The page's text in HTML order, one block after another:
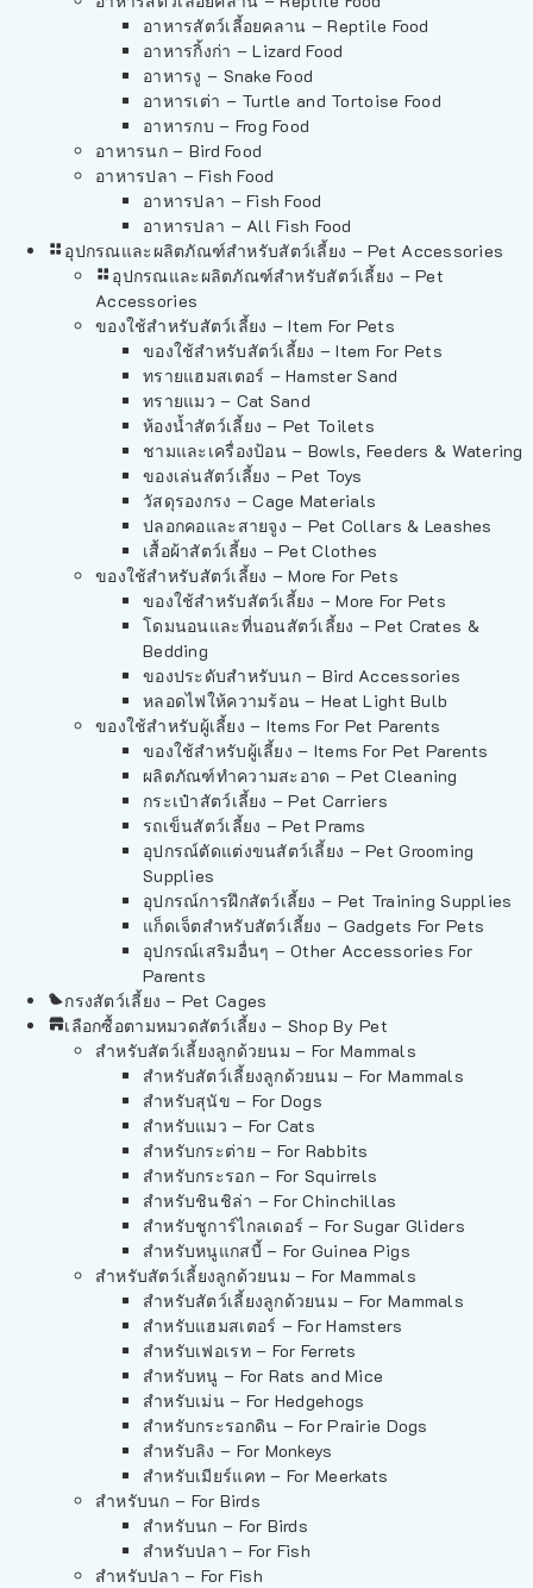
อาหารสัตว์เลี้อยคลาน – Reptile Food
อาหารกิ้งก่า – Lizard Food
อาหารงู – Snake Food
อาหารเต่า – Turtle and Tortoise Food
อาหารกบ – Frog Food
อาหารนก – Bird Food
อาหารปลา – Fish Food
อาหารปลา – Fish Food
อาหารปลา – All Fish Food
อุปกรณและผลิตภัณฑ์สำหรับสัตว์เลี้ยง – Pet Accessories
อุปกรณและผลิตภัณฑ์สำหรับสัตว์เลี้ยง – Pet
Accessories
ของใช้สำหรับสัตว์เลี้ยง – Item For Pets
ของใช้สำหรับสัตว์เลี้ยง – Item For Pets
ทรายแฮมสเตอร์ – Hamster Sand
ทรายแมว – Cat Sand
ห้องน้ำสัตว์เลี้ยง – Pet Toilets
ชามและเครื่องป้อน – Bowls, Feeders & Watering
ของเล่นสัตว์เลี้ยง – Pet Toys
วัสดุรองกรง – Cage Materials
ปลอกคอและสายจูง – Pet Collars & Leashes
เสื้อผ้าสัตว์เลี้ยง – Pet Clothes
ของใช้สำหรับสัตว์เลี้ยง – More For Pets
ของใช้สำหรับสัตว์เลี้ยง – More For Pets
โดมนอนและที่นอนสัตว์เลี้ยง – Pet Crates &
Bedding
ของประดับสำหรับนก – Bird Accessories
หลอดไฟให้ความร้อน – Heat Light Bulb
ของใช้สำหรับผู้เลี้ยง – Items For Pet Parents
ของใช้สำหรับผู้เลี้ยง – Items For Pet Parents
ผลิตภัณฑ์ทำความสะอาด – Pet Cleaning
กระเป๋าสัตว์เลี้ยง – Pet Carriers
รถเข็นสัตว์เลี้ยง – Pet Prams
อุปกรณ์ตัดแต่งขนสัตว์เลี้ยง – Pet Grooming
Supplies
อุปกรณ์การฝึกสัตว์เลี้ยง – Pet Training Supplies
แก็ดเจ็ตสำหรับสัตว์เลี้ยง – Gadgets For Pets
อุปกรณ์เสริมอื่นๆ – Other Accessories For
Parents
กรงสัตว์เลี้ยง – Pet Cages
เลือกซื้อตามหมวดสัตว์เลี้ยง – Shop By Pet
สำหรับสัตว์เลี้ยงลูกด้วยนม – For Mammals
สำหรับสัตว์เลี้ยงลูกด้วยนม – For Mammals
สำหรับสุนัข – For Dogs
สำหรับแมว – For Cats
สำหรับกระต่าย – For Rabbits
สำหรับกระรอก – For Squirrels
สำหรับชินชิล่า – For Chinchillas
สำหรับชูการ์ไกลเดอร์ – For Sugar Gliders
สำหรับหนูแกสบี้ – For Guinea Pigs
สำหรับสัตว์เลี้ยงลูกด้วยนม – For Mammals
สำหรับสัตว์เลี้ยงลูกด้วยนม – For Mammals
สำหรับแฮมสเตอร์ – For Hamsters
สำหรับเฟอเรท – For Ferrets
สำหรับหนู – For Rats and Mice
สำหรับเม่น – For Hedgehogs
สำหรับกระรอกดิน – For Prairie Dogs
สำหรับลิง – For Monkeys
สำหรับเมียร์แคท – For Meerkats
สำหรับนก – For Birds
สำหรับนก – For Birds
สำหรับปลา – For Fish
สำหรับปลา – For Fish